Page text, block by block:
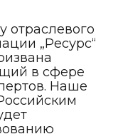
„Ресурс“
в сфере
Наше